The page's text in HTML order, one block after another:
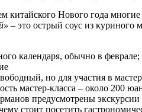
китайского Нового года
– это острый соус из
календаря, обычно в
но для участия в
мастер‑класса – около 200
предусмотрены
стоит посетить